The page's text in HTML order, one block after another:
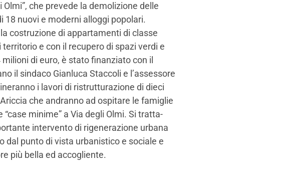
che prevede la demolizione delle
18 nuovi e moderni alloggi popolari.
costruzione di appartamenti di classe
e con il recupero di spazi verdi e
di euro, è stato finanziato con il
il sindaco Gianluca Staccoli e l’assessore
i lavori di ristrutturazione di dieci
che andranno ad ospitare le famiglie
minime” a Via degli Olmi. Si tratta-
intervento di rigenerazione urbana
dal punto di vista urbanistico e sociale e
più bella ed accogliente.